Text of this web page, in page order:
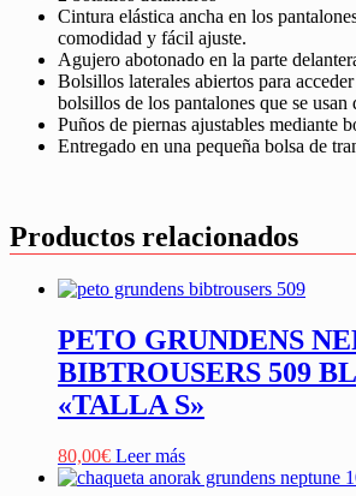
Cintura elástica ancha en los
comodidad y fácil ajuste.
Agujero abotonado en la parte
Bolsillos laterales abiertos para
bolsillos de los pantalones que se usan
Puños de piernas ajustables mediante
Entregado en una pequeña bolsa de
Productos relacionados
PETO GRUNDENS
BIBTROUSERS 509
«TALLA S»
80,00€ Leer más